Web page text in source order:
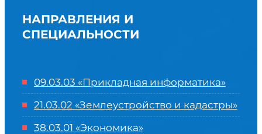
НАПРАВЛЕНИЯ И
СПЕЦИАЛЬНОСТИ
09.03.03 «Прикладная информатика»
21.03.02 «Землеустройство и кадастры»
38.03.01 «Экономика»